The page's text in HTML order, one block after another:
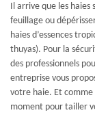
Il arrive que les
feuillage ou
haies d’essences
thuyas). Pour la
des professionnels
entreprise vous
votre haie. Et comme
moment pour tailler